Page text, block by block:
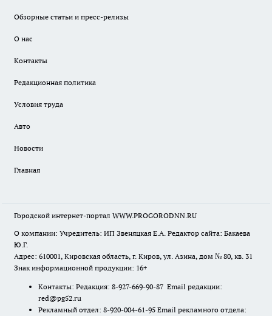
Обзорные статьи и пресс-релизы
О нас
Контакты
Редакционная политика
Условия труда
Авто
Новости
Главная
Городской интернет-портал WWW.PROGORODNN.RU
О компании: Учредитель: ИП Звеняцкая Е.А. Редактор сайта: Бакаева
Ю.Г.
Адрес: 610001, Кировская область, г. Киров, ул. Азина, дом № 80, кв. 31
Знак информационной продукции: 16+
Контакты: Редакция: 8-927-669-90-87 Email редакции:
red@pg52.ru
Рекламный отдел: 8-920-004-61-95 Email рекламного отдела: